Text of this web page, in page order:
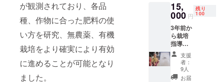
が観測されており、各品
種、作物に合った肥料の使
い方を研究、無農薬、有機
栽培をより確実により有効
に進めることが可能となり
ました。
＞を通
して、
吉野の
歴史、
風土、
美しさ
を感じ
るとと
もに、
みんな
堆肥を
活かし
た土壌
づく
り、循
環型の
有機農
法に取
り組ん
でい
深いリ
ラク
ゼー
ション
効果を
得て身
体を芯
から温
めま
いけると確信し
ています。 この
返礼品を持って
略儀ながら書中
にて厚く御礼申
しあげます。
15,
000 円
残り
100
3年前か
ら栽培
指導し
てい
る、大
和当帰
の里、
支援
者：
9人
お届